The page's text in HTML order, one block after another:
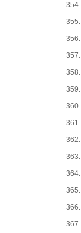
354.
355.
356.
357.
358.
359.
360.
361.
362.
363.
364.
365.
366.
367.